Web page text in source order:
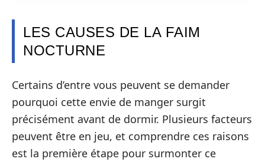
LES CAUSES DE LA FAIM
NOCTURNE
Certains d’entre vous peuvent se demander
pourquoi cette envie de manger surgit
précisément avant de dormir. Plusieurs facteurs
peuvent être en jeu, et comprendre ces raisons
est la première étape pour surmonter ce